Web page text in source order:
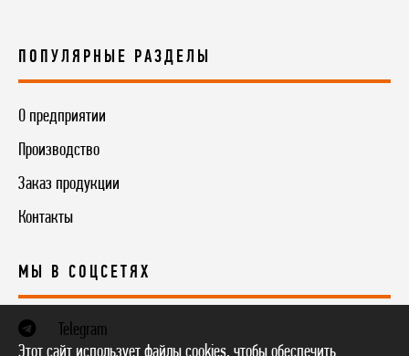
ПОПУЛЯРНЫЕ РАЗДЕЛЫ
О предприятии
Производство
Заказ продукции
Контакты
МЫ В СОЦСЕТЯХ
Telegram
Этот сайт использует файлы cookies, чтобы обеспечить